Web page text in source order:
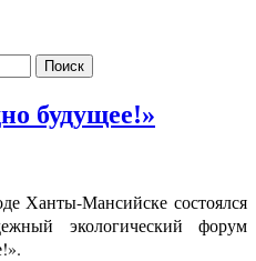
будущее!»
Ханты-Мансийске состоялся
экологический форум